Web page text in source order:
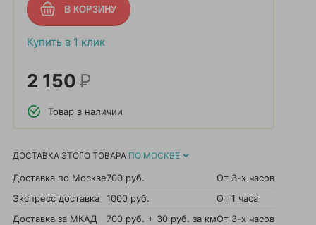
Купить в 1 клик
2 150Р
Товар в наличии
ДОСТАВКА ЭТОГО ТОВАРА ПО МОСКВЕ
Доставка по Москве700 руб.
От 3-х часов
Экспресс доставка
1000 руб.
От 1 часа
Доставка за МКАД
700 руб. + 30 руб. за кмОт 3-х часов